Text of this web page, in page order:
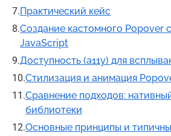
Практический кейс
Создание кастомного Popover
JavaScript
Доступность (a11y) для
Стилизация и анимация
Сравнение подходов:
библиотеки
Основные принципы и